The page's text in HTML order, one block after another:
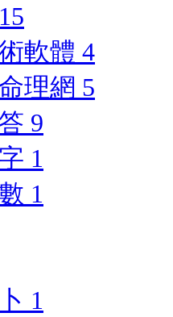
15
軟體 4
理網 5
9
1
1
1